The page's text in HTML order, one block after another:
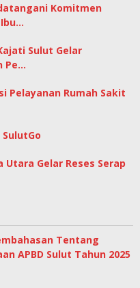
Komitmen
Sulut Gelar
Pe…
Pelayanan Rumah Sakit
Utara Gelar Reses Serap
Tentang
APBD Sulut Tahun 2025